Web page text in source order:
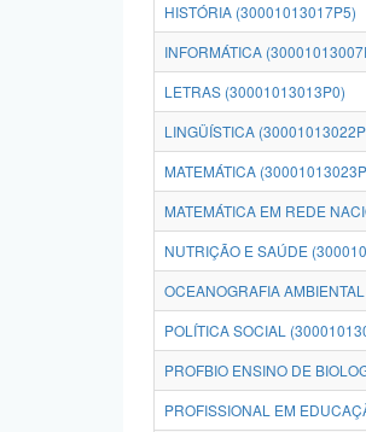
HISTÓRIA (30001013017P5)
INFORMÁTICA
LETRAS (30001013013P0)
LINGÜÍSTICA
MATEMÁTICA
MATEMÁTICA EM REDE
NUTRIÇÃO E SAÚDE
OCEANOGRAFIA
POLÍTICA SOCIAL
PROFBIO ENSINO DE
PROFISSIONAL EM